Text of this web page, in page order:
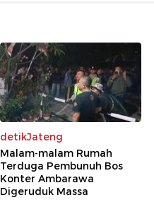
detikJateng
Malam-malam Rumah
Terduga Pembunuh Bos
Konter Ambarawa
Digeruduk Massa